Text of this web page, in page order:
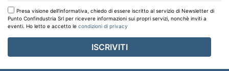
Presa visione dell'informativa, chiedo di essere iscritto al servizio di Newsletter di
Punto Confindustria Srl per ricevere informazioni sui propri servizi, nonchè inviti a
eventi. Ho letto e accetto le condizioni di privacy